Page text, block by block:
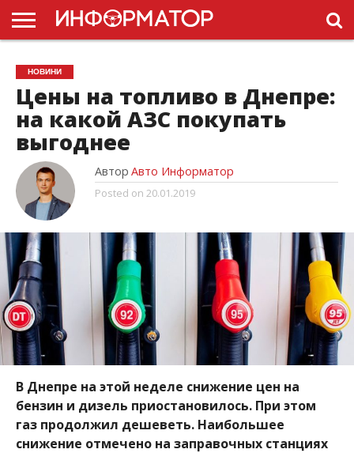
ГОЛОВНА
НОВИНИ
ПДР
УКРАЇНИ
РЕКЛАМА
ПРОЕКТЫ
НОВИНИ
Цены на топливо в Днепре:
на какой АЗС покупать
выгоднее
Автор Авто Информатор
Posted on 20.01.2019
В Днепре на этой неделе снижение цен на
бензин и дизель приостановилось. При этом
газ продолжил дешеветь. Наибольшее
снижение отмечено на заправочных станциях